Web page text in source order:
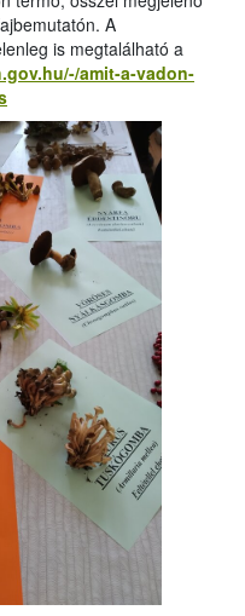
A
is megtalálható a
amit-a-vadon-